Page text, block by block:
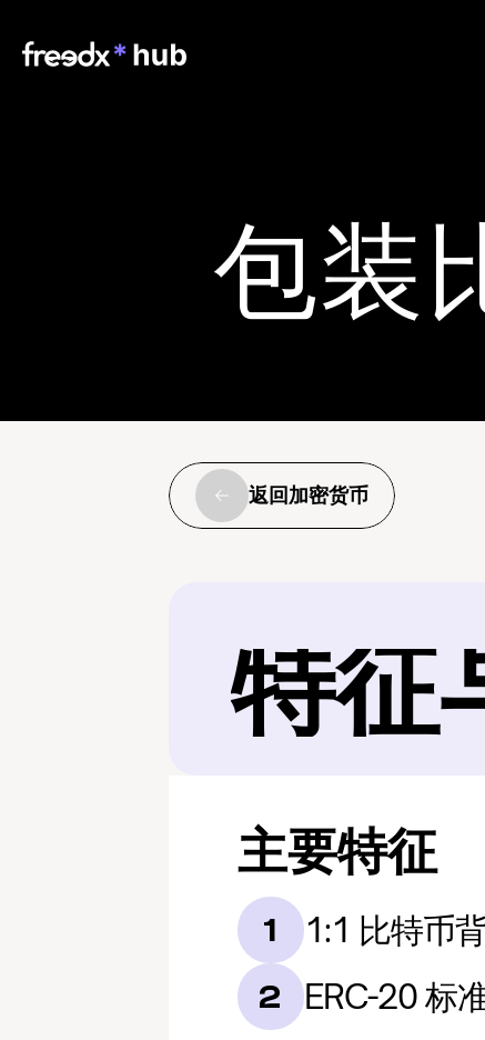
包装
返回加密货币
特征
主要特征
1 1:1 比特币
2 ERC-20 标